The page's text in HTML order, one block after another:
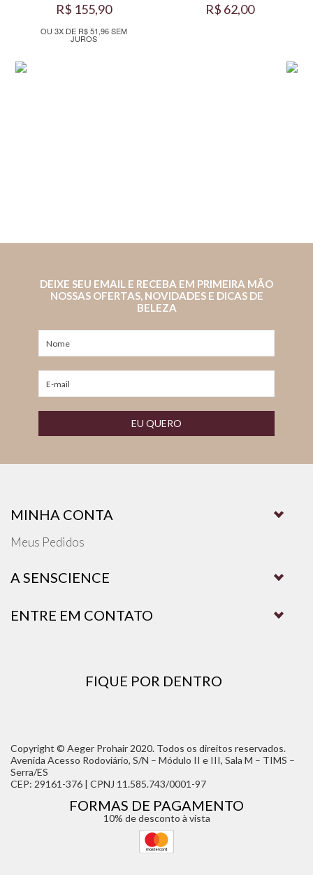
R$ 155,90
OU 3X DE R$ 51,96 SEM
JUROS
R$ 62,00
DEIXE SEU EMAIL E RECEBA EM PRIMEIRA MÃO
NOSSAS OFERTAS, NOVIDADES E DICAS DE
BELEZA
EU QUERO
MINHA CONTA
Meus Pedidos
A SENSCIENCE
ENTRE EM CONTATO
FIQUE POR DENTRO
Copyright © Aeger Prohair 2020. Todos os direitos reservados.
Avenida Acesso Rodoviário, S/N – Módulo II e III, Sala M – TIMS –
Serra/ES
CEP: 29161-376 | CPNJ 11.585.743/0001-97
FORMAS DE PAGAMENTO
10% de desconto à vista